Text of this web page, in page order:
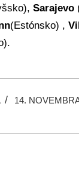
Sarajevo
(Estónsko) ,
14.